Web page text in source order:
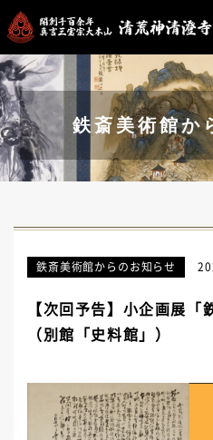
鉄斎美術館か
鉄斎美術館からのお知らせ
【次回予告】小企画展
（別館「史料館」）